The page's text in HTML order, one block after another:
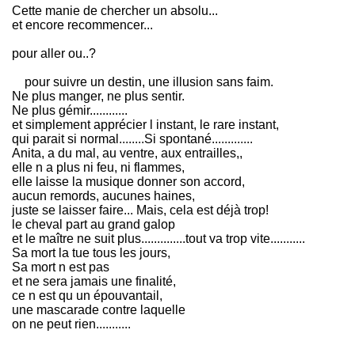
Cette manie de chercher un absolu...
et encore recommencer...
pour aller ou..?
pour suivre un destin, une illusion sans faim.
Ne plus manger, ne plus sentir.
Ne plus gémir............
et simplement apprécier l instant, le rare instant,
qui parait si normal........Si spontané.............
Anita, a du mal, au ventre, aux entrailles,,
elle n a plus ni feu, ni flammes,
elle laisse la musique donner son accord,
aucun remords, aucunes haines,
juste se laisser faire... Mais, cela est déjà trop!
le cheval part au grand galop
et le maître ne suit plus..............tout va trop vite...........
Sa mort la tue tous les jours,
Sa mort n est pas
et ne sera jamais une finalité,
ce n est qu un épouvantail,
une mascarade contre laquelle
on ne peut rien...........